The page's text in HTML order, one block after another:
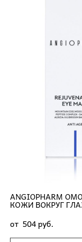
ANGIOPHARM
КОЖИ ВОКРУГ
от 504 pуб.